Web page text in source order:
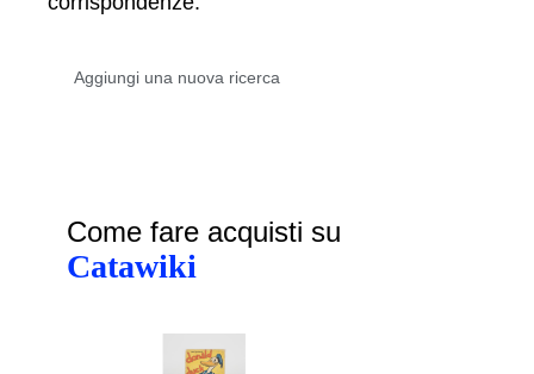
Come fare acquisti su
Catawiki